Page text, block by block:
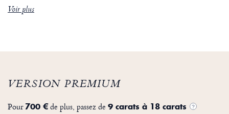
Voir plus
VERSION PREMIUM
Pour700 €de plus, passez de 9 carats à 18 carats ?